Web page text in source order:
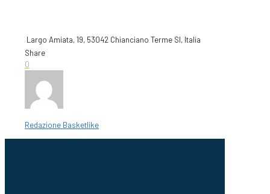
Largo Amiata, 19, 53042 Chianciano Terme SI, Italia
Share
0
Redazione Basketlike